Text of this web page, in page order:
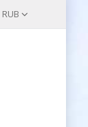
RUB